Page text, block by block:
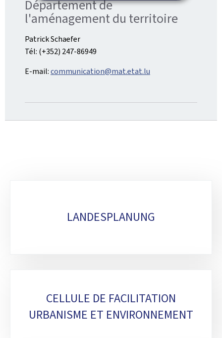
Département de
l'aménagement du territoire
Patrick Schaefer
Tél: (+352) 247-86949
E-mail:communication@mat.etat.lu
LANDESPLANUNG
CELLULE DE FACILITATION
URBANISME ET ENVIRONNEMENT